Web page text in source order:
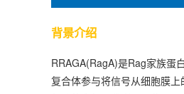
背景介绍
RRAGA(RagA)是Rag家族蛋
复合体参与将信号从细胞膜